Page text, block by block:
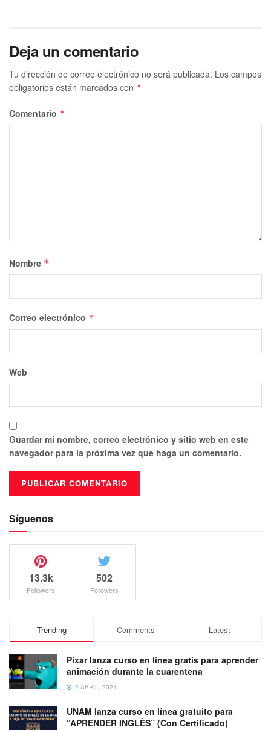
Deja un comentario
Tu dirección de correo electrónico no será publicada. Los campos
obligatorios están marcados con *
Comentario *
Nombre *
Correo electrónico *
Web
Guardar mi nombre, correo electrónico y sitio web en este
navegador para la próxima vez que haga un comentario.
Síguenos
13.3k
Followers
502
Followers
Trending Comments Latest
Pixar lanza curso en línea gratis para aprender
animación durante la cuarentena
2 ABRIL, 2024
UNAM lanza curso en línea gratuito para
“APRENDER INGLÉS” (Con Certificado)